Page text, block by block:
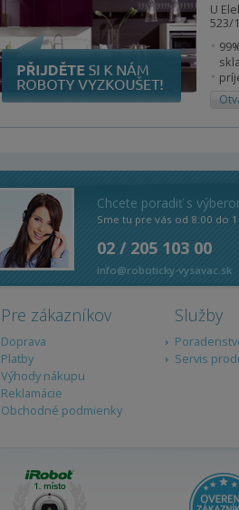
U
523/
Chcete poradiť s
Sme tu pre vás od 8:00 do
02 / 205 103 00
info@roboticky-vysavac.sk
Pre zákazníkov
Doprava
Platby
Výhody nákupu
Reklamácie
Obchodné podmienky
Služby
Servis